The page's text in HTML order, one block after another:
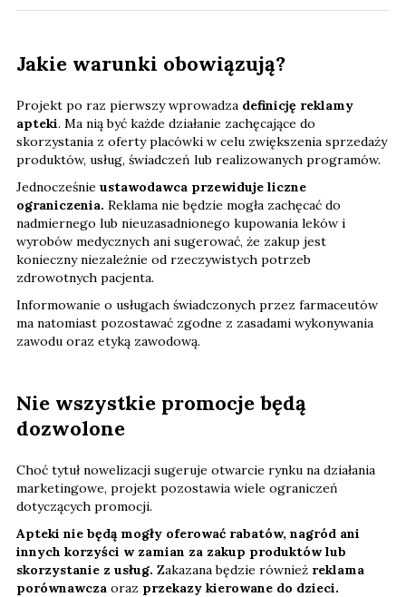
Jakie warunki obowiązują?
Projekt po raz pierwszy wprowadza definicję reklamy
apteki. Ma nią być każde działanie zachęcające do
skorzystania z oferty placówki w celu zwiększenia sprzedaży
produktów, usług, świadczeń lub realizowanych programów.
Jednocześnie ustawodawca przewiduje liczne
ograniczenia. Reklama nie będzie mogła zachęcać do
nadmiernego lub nieuzasadnionego kupowania leków i
wyrobów medycznych ani sugerować, że zakup jest
konieczny niezależnie od rzeczywistych potrzeb
zdrowotnych pacjenta.
Informowanie o usługach świadczonych przez farmaceutów
ma natomiast pozostawać zgodne z zasadami wykonywania
zawodu oraz etyką zawodową.
Nie wszystkie promocje będą
dozwolone
Choć tytuł nowelizacji sugeruje otwarcie rynku na działania
marketingowe, projekt pozostawia wiele ograniczeń
dotyczących promocji.
Apteki nie będą mogły oferować rabatów, nagród ani
innych korzyści w zamian za zakup produktów lub
skorzystanie z usług. Zakazana będzie również reklama
porównawcza oraz przekazy kierowane do dzieci.